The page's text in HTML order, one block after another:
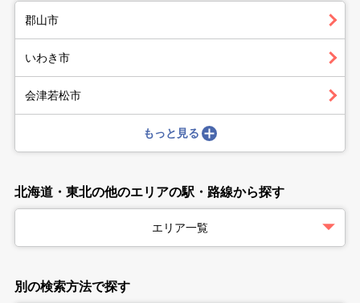
郡山市
いわき市
会津若松市
もっと見る
北海道・東北の他のエリアの駅・路線から探す
エリア一覧
別の検索方法で探す